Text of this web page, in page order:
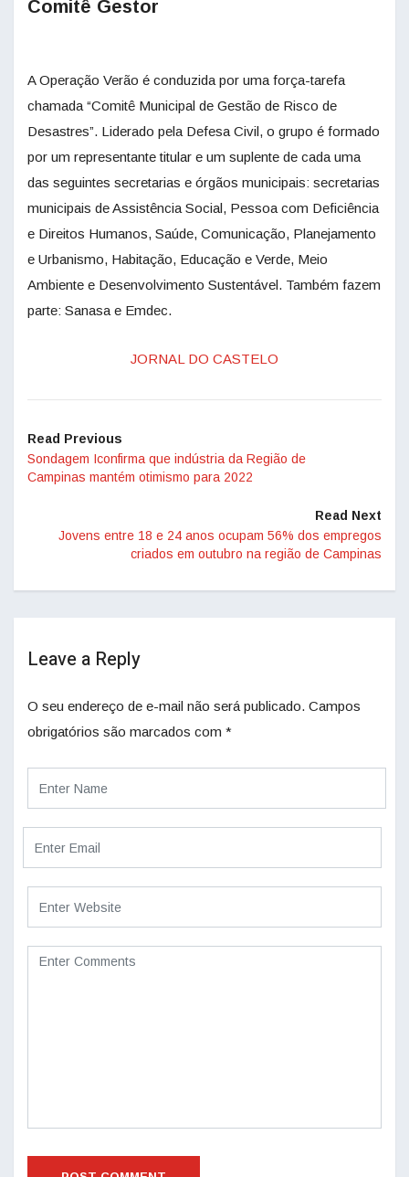
Comitê Gestor
A Operação Verão é conduzida por uma força-tarefa
chamada “Comitê Municipal de Gestão de Risco de
Desastres”. Liderado pela Defesa Civil, o grupo é formado
por um representante titular e um suplente de cada uma
das seguintes secretarias e órgãos municipais: secretarias
municipais de Assistência Social, Pessoa com Deficiência
e Direitos Humanos, Saúde, Comunicação, Planejamento
e Urbanismo, Habitação, Educação e Verde, Meio
Ambiente e Desenvolvimento Sustentável. Também fazem
parte: Sanasa e Emdec.
JORNAL DO CASTELO
Read Previous
Sondagem Iconfirma que indústria da Região de
Campinas mantém otimismo para 2022
Read Next
Jovens entre 18 e 24 anos ocupam 56% dos empregos
criados em outubro na região de Campinas
Leave a Reply
O seu endereço de e-mail não será publicado. Campos
obrigatórios são marcados com *